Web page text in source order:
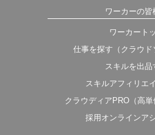
ワーカーの皆
ワーカート
仕事を探す（クラウド
スキルを出品
スキルアフィリエ
クラウディアPRO（高単
採用オンラインア